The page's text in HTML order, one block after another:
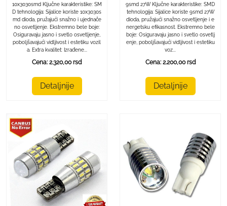
10x3030smd Ključne karakteristike: SM
D tehnologija: Sijalice koriste 10x3030s
md dioda, pružajući snažno i ujednače
no osvetljenje. Ekstremno bele boje:
Osiguravaju jasno i svetlo osvetljenje,
poboljšavajući vidljivost i estetiku vozil
a. Extra kvalitet: Izrađene...
Cena: 2.320,00 rsd
Detaljnije
9smd 27W Ključne karakteristike: SMD
tehnologija: Sijalice koriste 9smd 27W
dioda, pružajući snažno osvetljenje i e
nergetsku efikasnost. Ekstremno bele
boje: Osiguravaju jasno i svetlo osvetlj
enje, poboljšavajući vidljivost i estetiku
voz...
Cena: 2.200,00 rsd
Detaljnije